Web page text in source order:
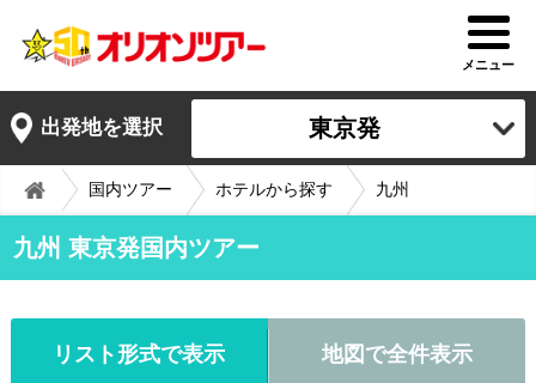
メニュー
出発地を選択 東京発
国内ツアー ホテルから探す 九州
九州 東京発国内ツアー
リスト形式で表示 地図で全件表示